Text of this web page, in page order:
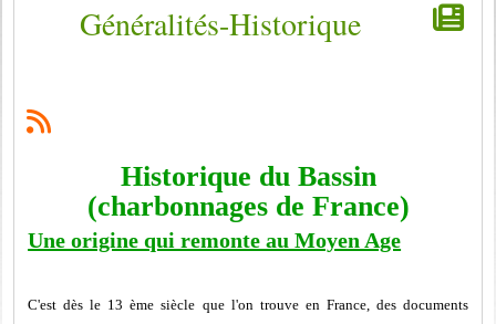
Généralités-Historique
Historique du Bassin
(charbonnages de France)
Une origine qui remonte au Moyen Age
C'est dès le 13 ème siècle que l'on trouve en France, des documents